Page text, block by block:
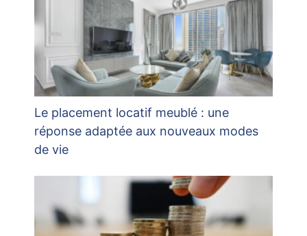
Le placement locatif meublé : une
réponse adaptée aux nouveaux modes
de vie